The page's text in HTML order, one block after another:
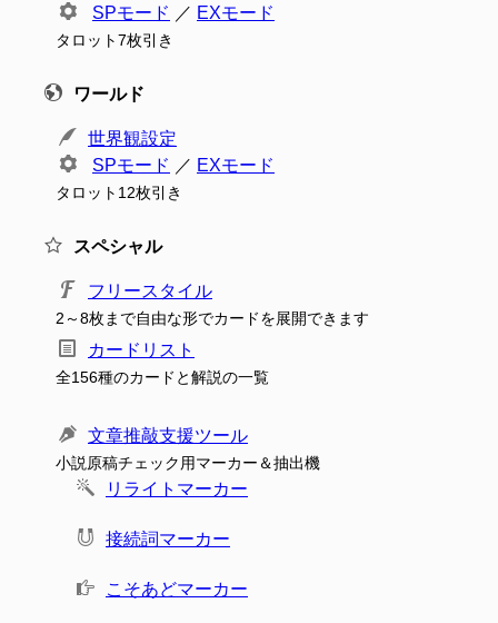
SPモード ／ EXモード
タロット7枚引き
ワールド
世界観設定
SPモード ／ EXモード
タロット12枚引き
スペシャル
フリースタイル
2～8枚まで自由な形でカードを展開できます
カードリスト
全156種のカードと解説の一覧
文章推敲支援ツール
小説原稿チェック用マーカー＆抽出機
リライトマーカー
接続詞マーカー
こそあどマーカー